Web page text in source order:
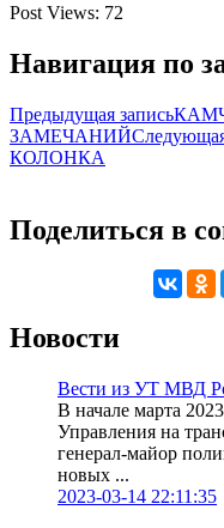
Post Views: 72
Навигация по
Предыдущая запись
ЗАМЕЧАНИЙ
КОЛОНКА
Поделиться в
Новости
Вести из УТ МВД
В начале марта
Управления на
генерал-майор
новых ...
2023-03-14 22:11:35